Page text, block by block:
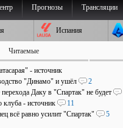
Прогнозы Трансляции
Испания
Читаемые
- источник
"Динамо" и ушёл
2
Даку в "Спартак" не будет
клуба - источник
11
всё равно усилит "Спартак"
5